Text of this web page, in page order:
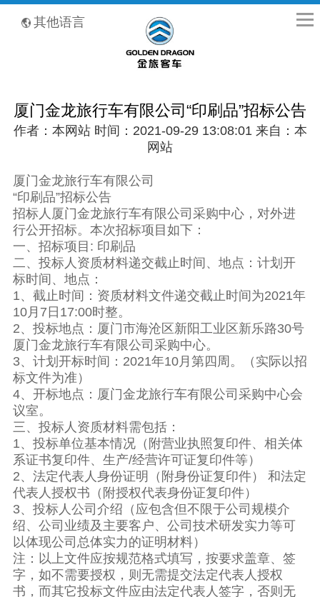
其他语言
厦门金龙旅行车有限公司“印刷品”招标公告
作者：本网站 时间：2021-09-29 13:08:01 来自：本
网站
厦门金龙旅行车有限公司
“印刷品”招标公告
招标人厦门金龙旅行车有限公司采购中心，对外进
行公开招标。本次招标项目如下：
一、招标项目: 印刷品
二、投标人资质材料递交截止时间、地点：计划开
标时间、地点：
1、截止时间：资质材料文件递交截止时间为2021年
10月7日17:00时整。
2、投标地点：厦门市海沧区新阳工业区新乐路30号
厦门金龙旅行车有限公司采购中心。
3、计划开标时间：2021年10月第四周。（实际以招
标文件为准）
4、开标地点：厦门金龙旅行车有限公司采购中心会
议室。
三、投标人资质材料需包括：
1、投标单位基本情况（附营业执照复印件、相关体
系证书复印件、生产/经营许可证复印件等）
2、法定代表人身份证明（附身份证复印件） 和法定
代表人授权书（附授权代表身份证复印件）
3、投标人公司介绍（应包含但不限于公司规模介
绍、公司业绩及主要客户、公司技术研发实力等可
以体现公司总体实力的证明材料）
注：以上文件应按规范格式填写，按要求盖章、签
字，如不需要授权，则无需提交法定代表人授权
书，而其它投标文件应由法定代表人签字，否则无